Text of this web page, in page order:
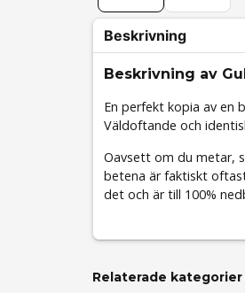
Beskrivning
Beskrivning av
En perfekt kopia av en
Väldoftande och
Oavsett om du metar,
betena är faktiskt
det och är till 100%
Relaterade kategorier